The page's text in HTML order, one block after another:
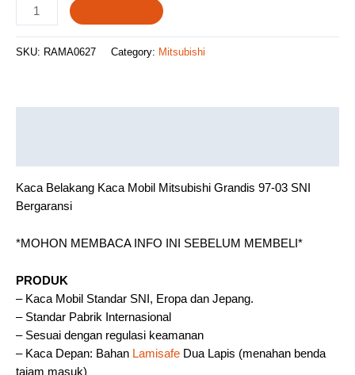
SKU: RAMA0627 Category: Mitsubishi
Kaca Belakang Kaca Mobil Mitsubishi Grandis 97-03 SNI
Bergaransi
*MOHON MEMBACA INFO INI SEBELUM MEMBELI*
PRODUK
– Kaca Mobil Standar SNI, Eropa dan Jepang.
– Standar Pabrik Internasional
– Sesuai dengan regulasi keamanan
– Kaca Depan: Bahan Lamisafe Dua Lapis (menahan benda
tajam masuk)